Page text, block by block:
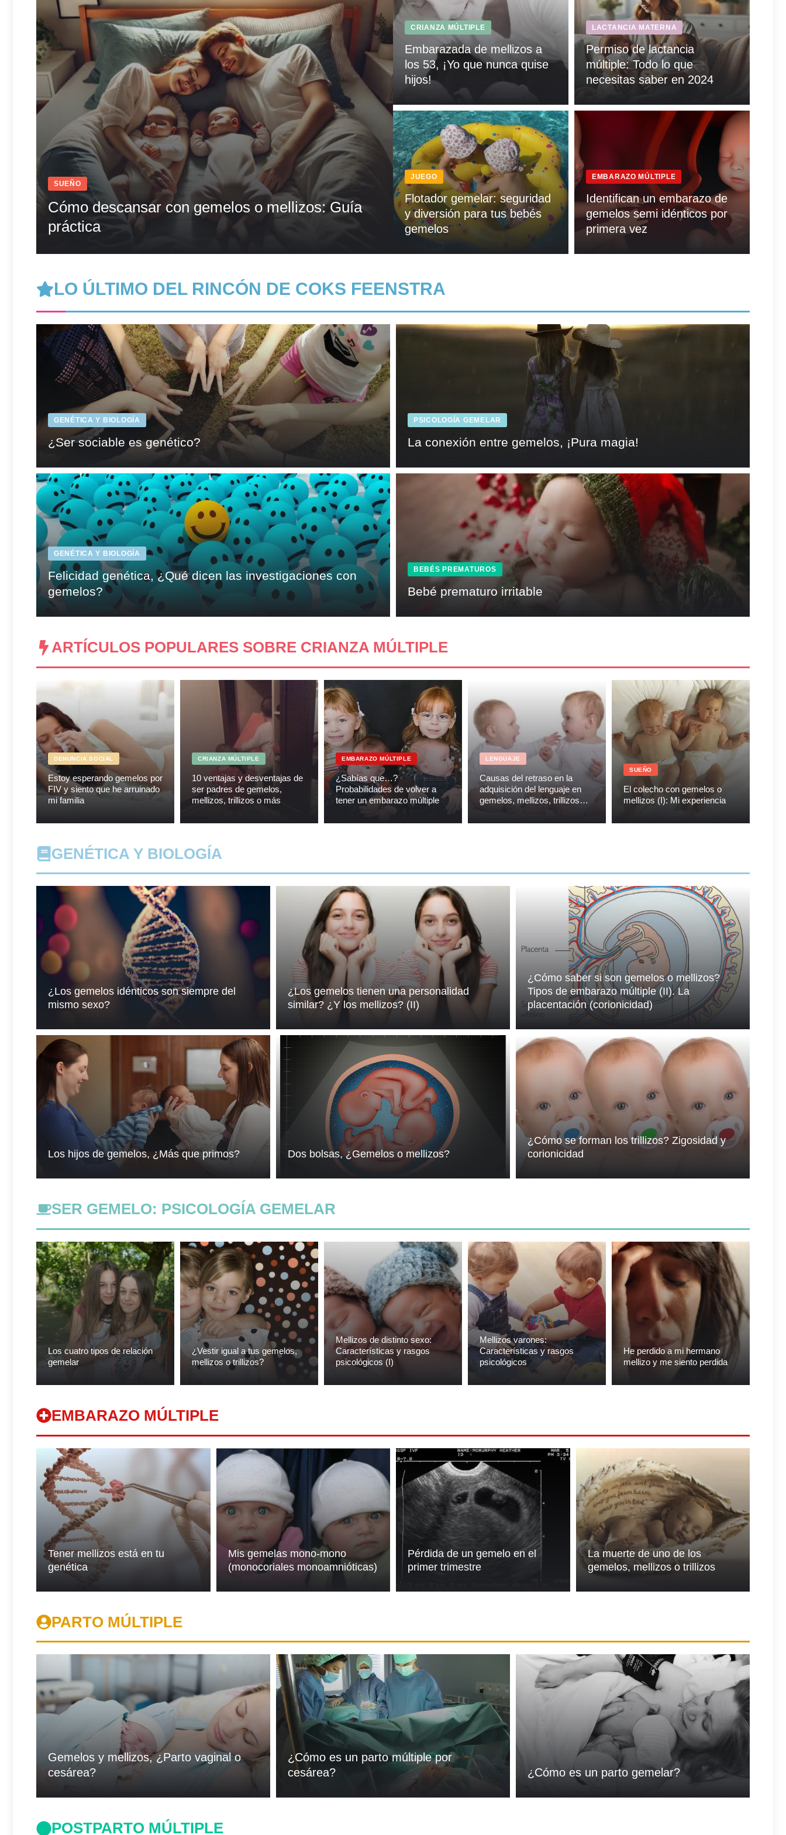
SUEÑO
Cómo descansar con gemelos o mellizos: Guía
práctica
CRIANZA MÚLTIPLE
Embarazada de mellizos a
los 53, ¡Yo que nunca quise
hijos!
LACTANCIA MATERNA
Permiso de lactancia
múltiple: Todo lo que
necesitas saber en 2024
JUEGO
Flotador gemelar: seguridad
y diversión para tus bebés
gemelos
EMBARAZO MÚLTIPLE
Identifican un embarazo de
gemelos semi idénticos por
primera vez
LO ÚLTIMO DEL RINCÓN DE COKS FEENSTRA
GENÉTICA Y BIOLOGÍA
¿Ser sociable es genético?
PSICOLOGÍA GEMELAR
La conexión entre gemelos, ¡Pura magia!
GENÉTICA Y BIOLOGÍA
Felicidad genética, ¿Qué dicen las investigaciones con
gemelos?
BEBÉS PREMATUROS
Bebé prematuro irritable
ARTÍCULOS POPULARES SOBRE CRIANZA MÚLTIPLE
DENUNCIA SOCIAL
Estoy esperando gemelos por
FIV y siento que he arruinado
mi familia
CRIANZA MÚLTIPLE
10 ventajas y desventajas de
ser padres de gemelos,
mellizos, trillizos o más
EMBARAZO MÚLTIPLE
¿Sabías que…?
Probabilidades de volver a
tener un embarazo múltiple
LENGUAJE
Causas del retraso en la
adquisición del lenguaje en
gemelos, mellizos, trillizos…
SUEÑO
El colecho con gemelos o
mellizos (I): Mi experiencia
GENÉTICA Y BIOLOGÍA
¿Los gemelos idénticos son siempre del
mismo sexo?
¿Los gemelos tienen una personalidad
similar? ¿Y los mellizos? (II)
¿Cómo saber si son gemelos o mellizos?
Tipos de embarazo múltiple (II). La
placentación (corionicidad)
Los hijos de gemelos, ¿Más que primos? Dos bolsas, ¿Gemelos o mellizos?
¿Cómo se forman los trillizos? Zigosidad y
corionicidad
SER GEMELO: PSICOLOGÍA GEMELAR
Los cuatro tipos de relación
gemelar
¿Vestir igual a tus gemelos,
mellizos o trillizos?
Mellizos de distinto sexo:
Características y rasgos
psicológicos (I)
Mellizos varones:
Características y rasgos
psicológicos
He perdido a mi hermano
mellizo y me siento perdida
EMBARAZO MÚLTIPLE
Tener mellizos está en tu
genética
Mis gemelas mono-mono
(monocoriales monoamnióticas)
Pérdida de un gemelo en el
primer trimestre
La muerte de uno de los
gemelos, mellizos o trillizos
PARTO MÚLTIPLE
Gemelos y mellizos, ¿Parto vaginal o
cesárea?
¿Cómo es un parto múltiple por
cesárea?
¿Cómo es un parto gemelar?
POSTPARTO MÚLTIPLE